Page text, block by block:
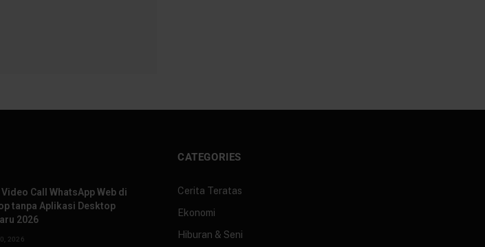
Video Call WhatsApp Web di
tanpa Aplikasi Desktop
2026
2026
CATEGORIES
Cerita Teratas
Ekonomi
Hiburan & Seni